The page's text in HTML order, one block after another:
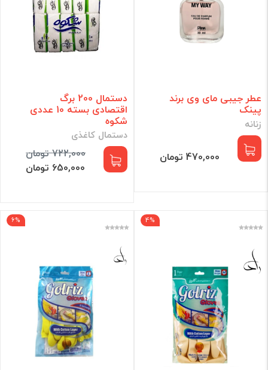
عطر جیبی مای وی برند
پینک
زنانه
470,000 تومان
دستمال 200 برگ
اقتصادی بسته 10 عددی
شکوه
دستمال کاغذی
722,000 تومان
650,000 تومان
4%
6%